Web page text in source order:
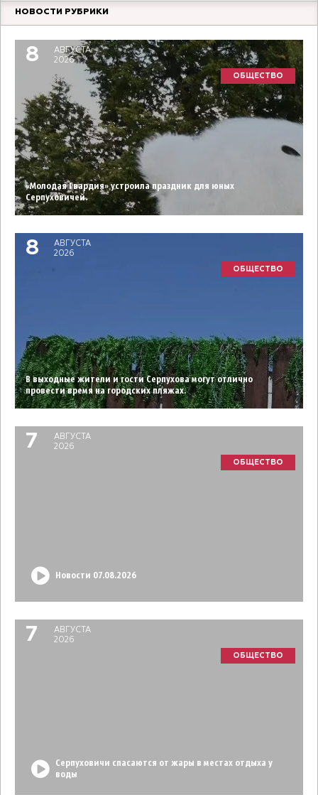
НОВОСТИ РУБРИКИ
8
АВГУСТА
2026
ОБЩЕСТВО
«Молодая Гвардия» устроила праздник для юных
Серпуховичей.
8
АВГУСТА
2026
ОБЩЕСТВО
В выходные жители и гости Серпухова могут отлично
провести время на городских пляжах.
7
АВГУСТА
2026
ОБЩЕСТВО
Новости 07.08.2026
7
АВГУСТА
2026
ОБЩЕСТВО
Серпуховичи спасаются от жары в местах отдыха у
воды